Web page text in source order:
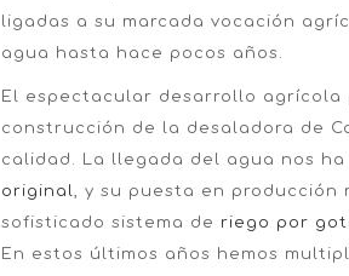
ligadas a su marcada vocación
agua hasta hace pocos años.
El espectacular desarrollo agrícola
construcción de la desaladora de
calidad. La llegada del agua nos
original, y su puesta en producción
sofisticado sistema de riego por
En estos últimos años hemos